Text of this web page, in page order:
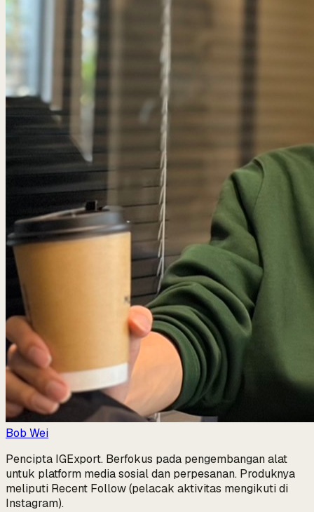
Bob Wei
Pencipta IGExport. Berfokus pada pengembangan alat
untuk platform media sosial dan perpesanan. Produknya
meliputi Recent Follow (pelacak aktivitas mengikuti di
Instagram).